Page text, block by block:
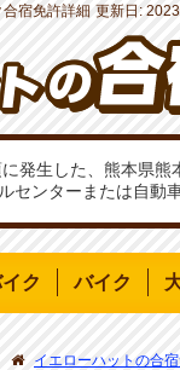
宿免許詳細 更新日:
発生した、熊本県
センターまたは自動
ク バイク
イエローハットの合